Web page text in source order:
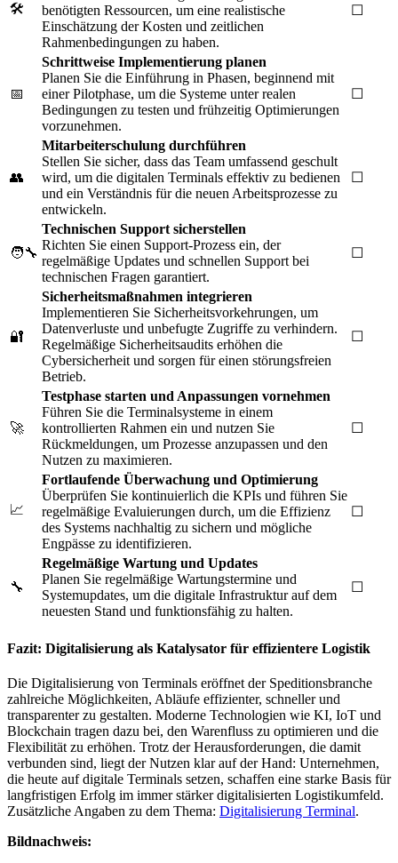
🛠️
benötigten Ressourcen, um eine realistische
Einschätzung der Kosten und zeitlichen
Rahmenbedingungen zu haben.
☐
📅
Schrittweise Implementierung planen
Planen Sie die Einführung in Phasen, beginnend mit
einer Pilotphase, um die Systeme unter realen
Bedingungen zu testen und frühzeitig Optimierungen
vorzunehmen.
☐
👥
Mitarbeiterschulung durchführen
Stellen Sie sicher, dass das Team umfassend geschult
wird, um die digitalen Terminals effektiv zu bedienen
und ein Verständnis für die neuen Arbeitsprozesse zu
entwickeln.
☐
🧑‍🔧
Technischen Support sicherstellen
Richten Sie einen Support-Prozess ein, der
regelmäßige Updates und schnellen Support bei
technischen Fragen garantiert.
☐
🔐
Sicherheitsmaßnahmen integrieren
Implementieren Sie Sicherheitsvorkehrungen, um
Datenverluste und unbefugte Zugriffe zu verhindern.
Regelmäßige Sicherheitsaudits erhöhen die
Cybersicherheit und sorgen für einen störungsfreien
Betrieb.
☐
🚀
Testphase starten und Anpassungen vornehmen
Führen Sie die Terminalsysteme in einem
kontrollierten Rahmen ein und nutzen Sie
Rückmeldungen, um Prozesse anzupassen und den
Nutzen zu maximieren.
☐
📈
Fortlaufende Überwachung und Optimierung
Überprüfen Sie kontinuierlich die KPIs und führen Sie
regelmäßige Evaluierungen durch, um die Effizienz
des Systems nachhaltig zu sichern und mögliche
Engpässe zu identifizieren.
☐
🔧
Regelmäßige Wartung und Updates
Planen Sie regelmäßige Wartungstermine und
Systemupdates, um die digitale Infrastruktur auf dem
neuesten Stand und funktionsfähig zu halten.
☐
Fazit: Digitalisierung als Katalysator für effizientere Logistik
Die Digitalisierung von Terminals eröffnet der Speditionsbranche
zahlreiche Möglichkeiten, Abläufe effizienter, schneller und
transparenter zu gestalten. Moderne Technologien wie KI, IoT und
Blockchain tragen dazu bei, den Warenfluss zu optimieren und die
Flexibilität zu erhöhen. Trotz der Herausforderungen, die damit
verbunden sind, liegt der Nutzen klar auf der Hand: Unternehmen,
die heute auf digitale Terminals setzen, schaffen eine starke Basis für
langfristigen Erfolg im immer stärker digitalisierten Logistikumfeld.
Zusätzliche Angaben zu dem Thema: Digitalisierung Terminal.
Bildnachweis: